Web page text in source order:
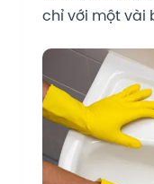
chỉ với một vài